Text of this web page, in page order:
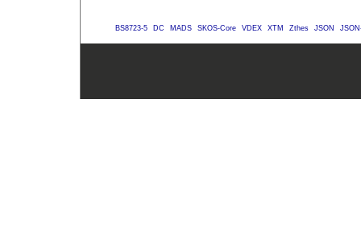
BS8723-5 DC MADS SKOS-Core VDEX XTM Zthes JSON